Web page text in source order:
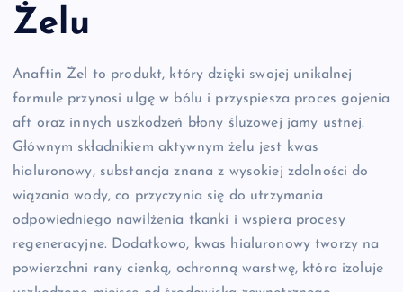
Żelu
Anaftin Żel to produkt, który dzięki swojej unikalnej
formule przynosi ulgę w bólu i przyspiesza proces gojenia
aft oraz innych uszkodzeń błony śluzowej jamy ustnej.
Głównym składnikiem aktywnym żelu jest kwas
hialuronowy, substancja znana z wysokiej zdolności do
wiązania wody, co przyczynia się do utrzymania
odpowiedniego nawilżenia tkanki i wspiera procesy
regeneracyjne. Dodatkowo, kwas hialuronowy tworzy na
powierzchni rany cienką, ochronną warstwę, która izoluje